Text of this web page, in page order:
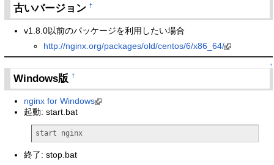
古いバージョン†
v1.8.0以前のパッケージを利用したい場合
http://nginx.org/packages/old/centos/6/x86_64/
↑
Windows版†
nginx for Windows
起動: start.bat
start nginx
終了: stop.bat